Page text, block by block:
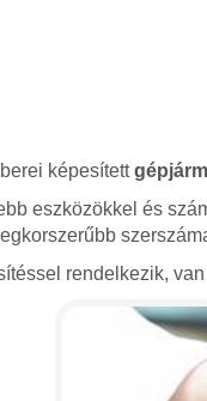
képesített
eszközökkel és
rendelkezik,